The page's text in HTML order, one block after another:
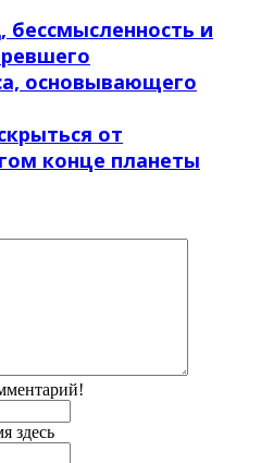
бессмысленность и
основывающего
от
конце планеты
здесь